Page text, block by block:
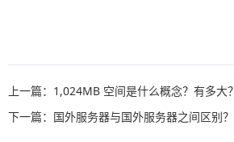
上一篇：1,024MB 空间是什么概念？有多大？
下一篇：国外服务器与国外服务器之间区别？